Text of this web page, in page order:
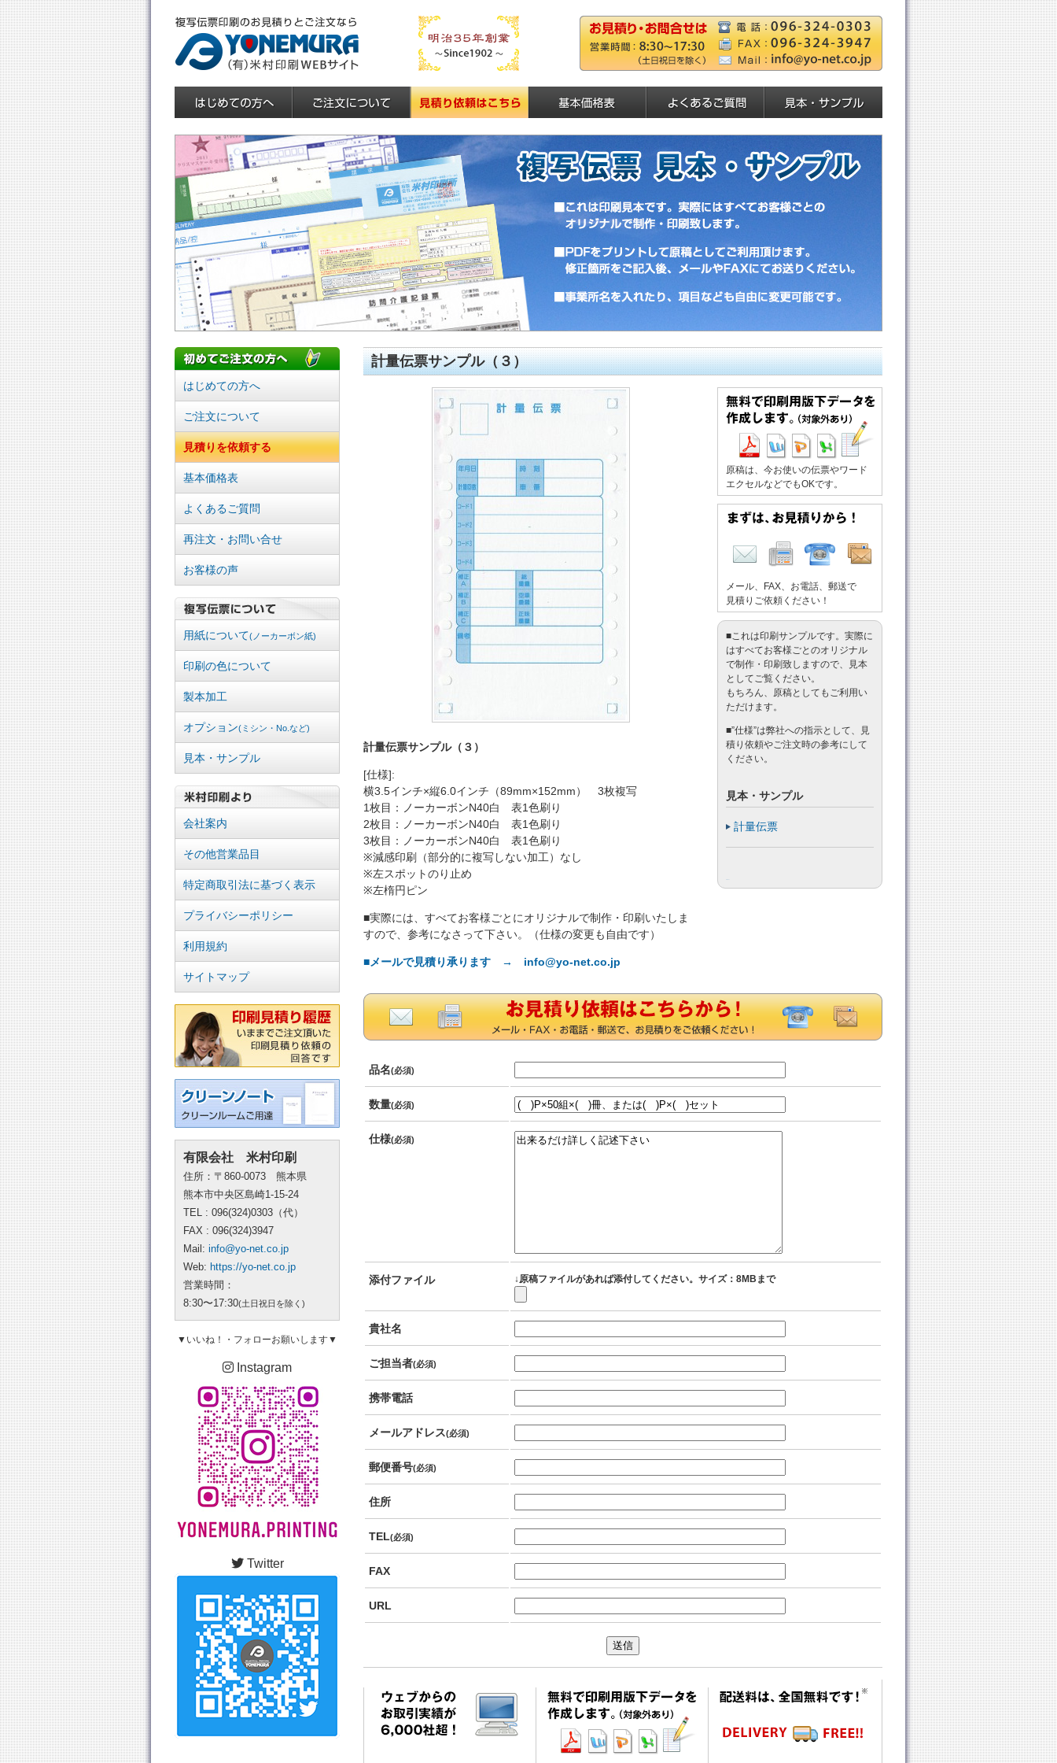
計量伝票サンプル（３）
計量伝票サンプル（３）
[仕様]:
横3.5インチ×縦6.0インチ（89mm×152mm） 3枚複写
1枚目：ノーカーボンN40白 表1色刷り
2枚目：ノーカーボンN40白 表1色刷り
3枚目：ノーカーボンN40白 表1色刷り
※減感印刷（部分的に複写しない加工）なし
※左スポットのり止め
※左楕円ピン
■実際には、すべてお客様ごとにオリジナルで制作・印刷いたしま
すので、参考になさって下さい。（仕様の変更も自由です）
■メールで見積り承ります → info@yo-net.co.jp
原稿は、今お使いの伝票やワード
エクセルなどでもOKです。
メール、FAX、お電話、郵送で
見積りご依頼ください！
■これは印刷サンプルです。実際に
はすべてお客様ごとのオリジナル
で制作・印刷致しますので、見本
としてご覧ください。
もちろん、原稿としてもご利用い
ただけます。
■”仕様”は弊社への指示として、見
積り依頼やご注文時の参考にして
ください。
見本・サンプル
計量伝票
品名(必須)
数量(必須)
仕様(必須)
添付ファイル ↓原稿ファイルがあれば添付してください。サイズ：8MBまで
貴社名
ご担当者(必須)
携帯電話
メールアドレス(必須)
郵便番号(必須)
住所
TEL(必須)
FAX
URL
はじめての方へ
ご注文について
見積りを依頼する
基本価格表
よくあるご質問
再注文・お問い合せ
お客様の声
用紙について(ノーカーボン紙)
印刷の色について
製本加工
オプション(ミシン・No.など)
見本・サンプル
会社案内
その他営業品目
特定商取引法に基づく表示
プライバシーポリシー
利用規約
サイトマップ
有限会社 米村印刷
住所：〒860-0073 熊本県
熊本市中央区島崎1-15-24
TEL : 096(324)0303（代）
FAX : 096(324)3947
Mail: info@yo-net.co.jp
Web: https://yo-net.co.jp
営業時間：
8:30〜17:30(土日祝日を除く)
▼いいね！・フォローお願いします▼
Instagram
Twitter